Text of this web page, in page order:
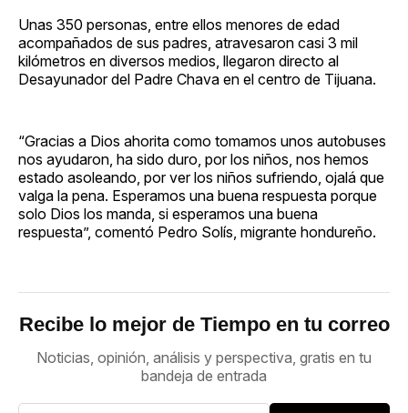
Unas 350 personas, entre ellos menores de edad
acompañados de sus padres, atravesaron casi 3 mil
kilómetros en diversos medios, llegaron directo al
Desayunador del Padre Chava en el centro de Tijuana.
“Gracias a Dios ahorita como tomamos unos autobuses
nos ayudaron, ha sido duro, por los niños, nos hemos
estado asoleando, por ver los niños sufriendo, ojalá que
valga la pena. Esperamos una buena respuesta porque
solo Dios los manda, si esperamos una buena
respuesta”, comentó Pedro Solís, migrante hondureño.
Recibe lo mejor de Tiempo en tu correo
Noticias, opinión, análisis y perspectiva, gratis en tu
bandeja de entrada